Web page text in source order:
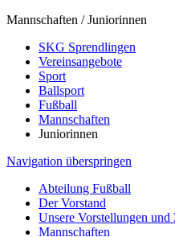
Mannschaften / Juniorinnen
SKG Sprendlingen
Vereinsangebote
Sport
Ballsport
Fußball
Mannschaften
Juniorinnen
Navigation überspringen
Abteilung Fußball
Der Vorstand
Unsere Vorstellungen und
Mannschaften